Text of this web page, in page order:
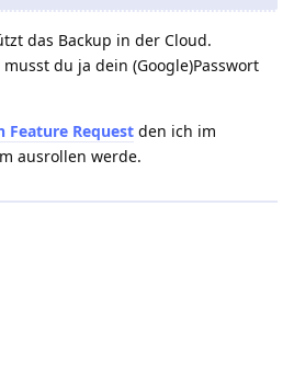
das Backup in der Cloud.
du ja dein (Google)Passwort
Feature Request den ich im
ausrollen werde.